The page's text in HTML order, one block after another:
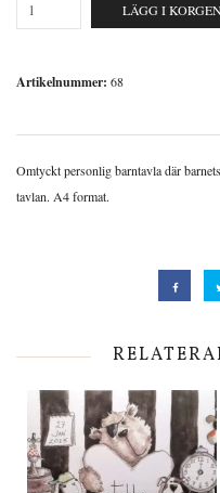
LÄGG I
Artikelnummer: 68
Omtyckt personlig barntavla där
tavlan. A4 format.